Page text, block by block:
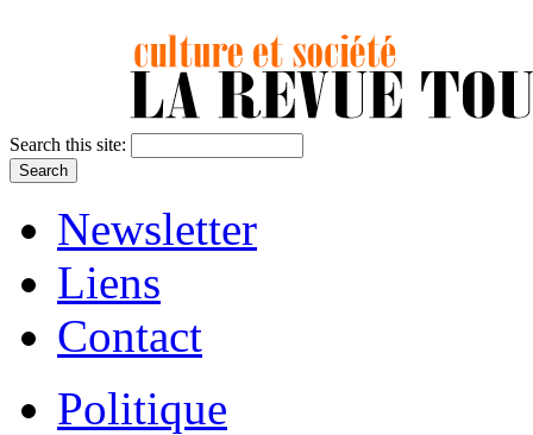
Search this site:
Newsletter
Liens
Contact
Politique